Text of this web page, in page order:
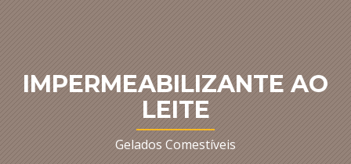
IMPERMEABILIZANTE AO
LEITE
Gelados Comestíveis